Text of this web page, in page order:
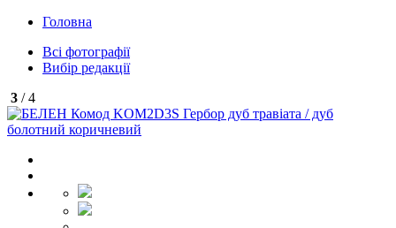
Головна
Всі фотографії
Вибір редакції
3 / 4